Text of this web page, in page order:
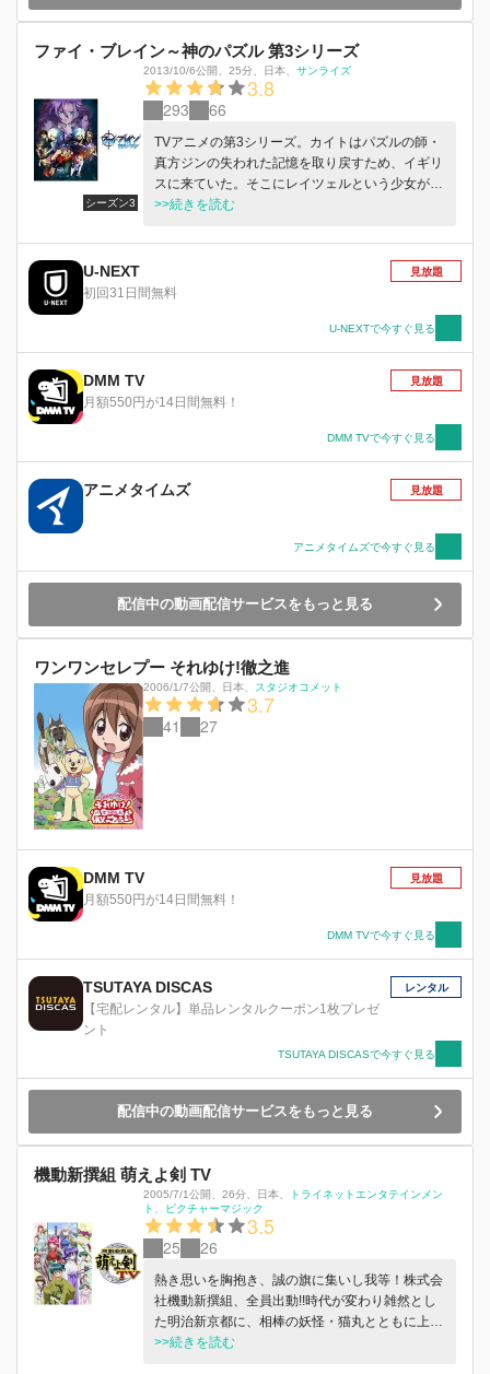
ファイ・ブレイン～神のパズル 第3シリーズ
シーズン3
2013/10/6公開 25分 日本 サンライズ
3.8
293 66
TVアニメの第3シリーズ。カイトはパズルの師・
真方ジンの失われた記憶を取り戻すため、イギリ
スに来ていた。そこにレイツェルという少女が現
れ、突然カイトたちにパズル・バトルを挑んでき
マと名乗る男からパズルを仕掛けられていた。果
たしてカイトは真方ジンの記憶に眠る「『ファ
イ・ブレイン』と『神のパズル』の真実」へと迫
第1話の放送開始日となります。
>>続きを読む
U-NEXT
初回31日間無料
見放題
U-NEXTで今すぐ見る
DMM TV
月額550円が14日間無料！
見放題
DMM TVで今すぐ見る
アニメタイムズ 見放題
アニメタイムズで今すぐ見る
配信中の動画配信サービスをもっと見る
ワンワンセレプー それゆけ!徹之進
2006/1/7公開 日本 スタジオコメット
3.7
41 27
DMM TV
月額550円が14日間無料！
見放題
DMM TVで今すぐ見る
TSUTAYA DISCAS
【宅配レンタル】単品レンタルクーポン1枚プレゼ
ント
レンタル
TSUTAYA DISCASで今すぐ見る
配信中の動画配信サービスをもっと見る
機動新撰組 萌えよ剣 TV
2005/7/1公開 26分 日本
トライネットエンタテインメン
ト
ピクチャーマジック
3.5
25 26
熱き思いを胸抱き、誠の旗に集いし我等！株式会
社機動新撰組、全員出動!!時代が変わり雑然とし
た明治新京都に、相棒の妖怪・猫丸とともに上海
帰りの一人の青年が降り立った。名を坂本竜之
>>続きを読む